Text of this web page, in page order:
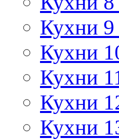
Кухни 9
Кухни
Кухни
Кухни
Кухни